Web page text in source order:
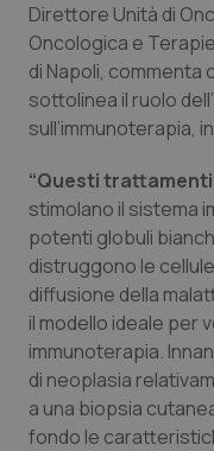
Liguria
Lombardia
Molise
Piemonte
Provincia
Provincia
Disturbi
Dolore
Epatiti
HIV
Infezioni &
Ipertensione
Direttore Unità di
Oncologica e
di Napoli, commenta
sottolinea il ruolo
sull’immunoterapia,
“Questi
stimolano il sistema
potenti globuli
distruggono le
diffusione della
il modello ideale per
immunoterapia.
di neoplasia
a una biopsia
fondo le